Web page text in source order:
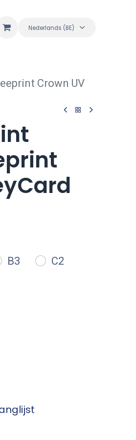
Nederlands (BE)
Crown UV
B3 C2